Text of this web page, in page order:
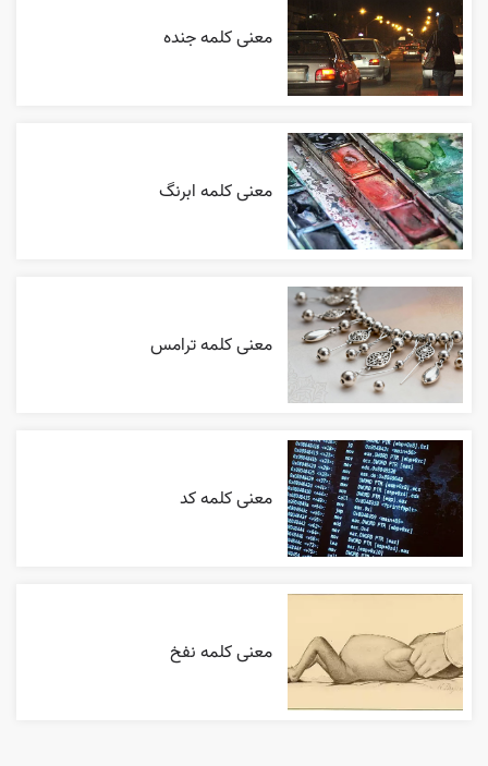
معنی کلمه جنده
معنی کلمه ابرنگ
معنی کلمه ترامس
معنی کلمه کد
معنی کلمه نفخ